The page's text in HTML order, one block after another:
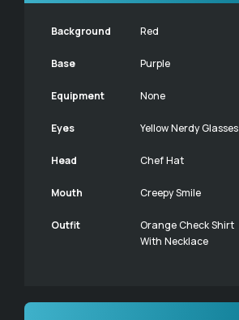
Background Red
Base Purple
Equipment None
Eyes Yellow Nerdy Glasses
Head Chef Hat
Mouth Creepy Smile
Outfit
Orange Check Shirt
With Necklace